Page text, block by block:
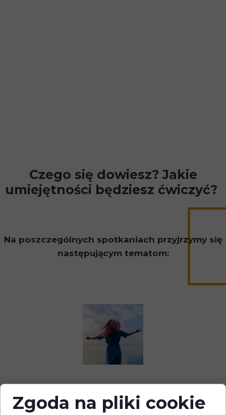
Czego się dowiesz? Jakie
umiejętności będziesz ćwiczyć?
Spotkanie 2.
Na poszczególnych spotkaniach przyjrzymy się
następującym tematom:
Zgoda na pliki cookie